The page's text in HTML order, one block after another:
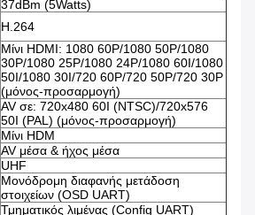
37dBm (5Watts)
H.264
Μίνι HDMI: 1080 60P/1080 50P/1080
30P/1080 25P/1080 24P/1080 60I/1080
50I/1080 30I/720 60P/720 50P/720 30P
(μόνος-προσαρμογή)
AV σε: 720x480 60I (NTSC)/720x576
50I (PAL) (μόνος-προσαρμογή)
Μίνι HDM
AV μέσα & ήχος μέσα
UHF
Μονόδρομη διαφανής μετάδοση
στοιχείων (OSD UART)
Τμηματικός λιμένας (Config UART)